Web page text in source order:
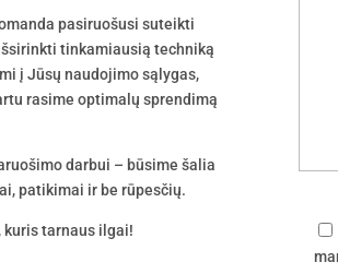
pasiruošusi suteikti
tinkamiausią techniką
į Jūsų naudojimo sąlygas,
rasime optimalų sprendimą
darbui – būsime šalia
patikimai ir be rūpesčių.
tarnaus ilgai!